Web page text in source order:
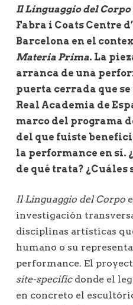
Il Linguaggio del Corpo
Fabra i Coats Centre
Barcelona en el
Materia Prima. La
arranca de una
puerta cerrada que
Real Academia de
marco del programa
del que fuiste
la performance en sí.
de qué trata? ¿Cuáles
Il Linguaggio del Corpo
investigación
disciplinas artísticas
humano o su
performance. El
site-specificdonde el
en concreto el